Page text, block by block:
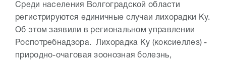
Среди населения Волгоградской области
регистрируются единичные случаи лихорадки Ку.
Об этом заявили в региональном управлении
Роспотребнадзора. Лихорадка Ку (коксиеллез) -
природно-очаговая зоонозная болезнь,